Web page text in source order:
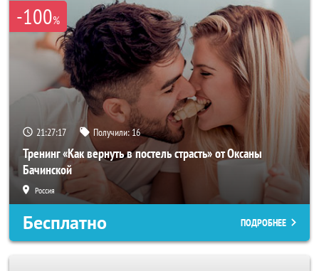
-100%
21:27:14 Получили: 16
Тренинг «Как вернуть в постель страсть» от Оксаны
Бачинской
Россия
Бесплатно ПОДРОБНЕЕ